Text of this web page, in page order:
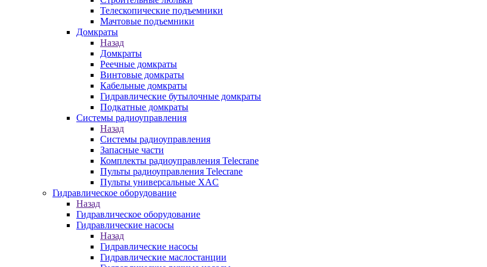
Телескопические подъемники
Мачтовые подъемники
Домкраты
Назад
Домкраты
Реечные домкраты
Винтовые домкраты
Кабельные домкраты
Гидравлические бутылочные домкраты
Подкатные домкраты
Системы радиоуправления
Назад
Системы радиоуправления
Запасные части
Комплекты радиоуправления Telecrane
Пульты радиоуправления Telecrane
Пульты универсальные XAC
Гидравлическое оборудование
Назад
Гидравлическое оборудование
Гидравлические насосы
Назад
Гидравлические насосы
Гидравлические маслостанции